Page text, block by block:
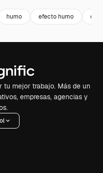
humo efecto humo
tu mejor trabajo. Más de un
empresas, agencias y